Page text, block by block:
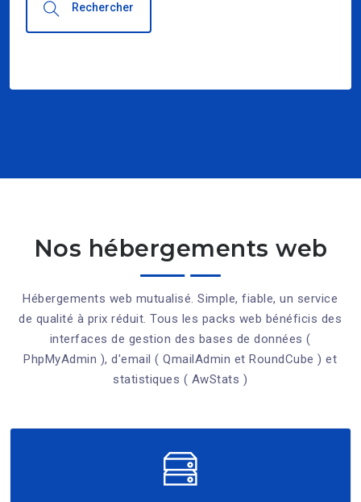
Rechercher
Nos hébergements web
Hébergements web mutualisé. Simple, fiable, un service
de qualité à prix réduit. Tous les packs web bénéficis des
interfaces de gestion des bases de données (
PhpMyAdmin ), d'email ( QmailAdmin et RoundCube ) et
statistiques ( AwStats )